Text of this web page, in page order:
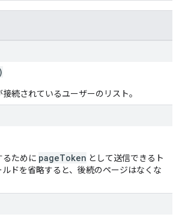
)
続されているユーザーのリスト。
るために pageToken として送信できるト
ドを省略すると、後続のページはなくな